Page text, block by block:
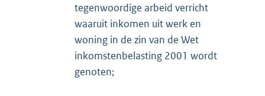
tegenwoordige arbeid verricht
waaruit inkomen uit werk en
woning in de zin van de Wet
inkomstenbelasting 2001 wordt
genoten;